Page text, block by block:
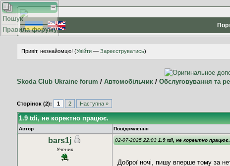
Привіт, незнайомцю! (Увійти— Зареєструватись)
Skoda Club Ukraine forum / Автомобільчик/ Обслуговування та
Пошук
Правила форуму
Сторінок (2): 1 2 Наступна »
1.9 tdi, не коректно працює.
Автор Повідомлення
bars1j
Ученик
02-07-2025 22:03 1.9 tdi, не коректно працює.
Доброї ночі, пишу вперше тому за